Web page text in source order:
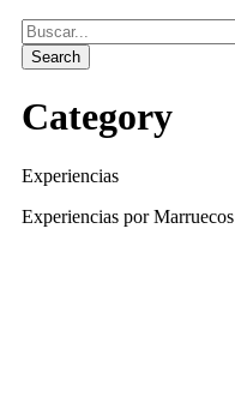
Category
Experiencias
Experiencias por Marruecos